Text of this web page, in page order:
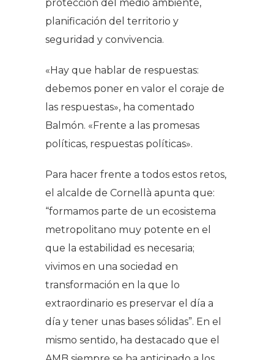
protección del medio ambiente,
planificación del territorio y
seguridad y convivencia.
«Hay que hablar de respuestas:
debemos poner en valor el coraje de
las respuestas», ha comentado
Balmón. «Frente a las promesas
políticas, respuestas políticas».
Para hacer frente a todos estos retos,
el alcalde de Cornellà apunta que:
“formamos parte de un ecosistema
metropolitano muy potente en el
que la estabilidad es necesaria;
vivimos en una sociedad en
transformación en la que lo
extraordinario es preservar el día a
día y tener unas bases sólidas”. En el
mismo sentido, ha destacado que el